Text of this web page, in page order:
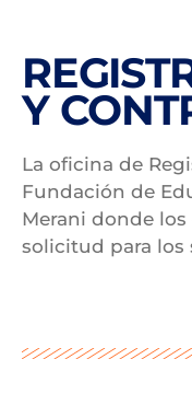
Y
La oficina de
Fundación de
Merani donde
solicitud para los